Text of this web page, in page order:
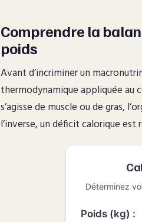
Comprendre la
poids
Avant d’incriminer un
thermodynamique appliquée au
s’agisse de muscle ou de gras,
l’inverse, un déficit calorique est
Déterminez
Poids (kg) :